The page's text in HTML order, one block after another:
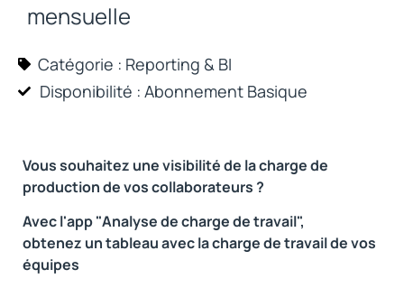
mensuelle
Catégorie : Reporting & BI
Disponibilité : Abonnement Basique
Vous souhaitez une visibilité de la charge de
production de vos collaborateurs ?
Avec l'app "Analyse de charge de travail",
obtenez un tableau avec la charge de travail de vos
équipes